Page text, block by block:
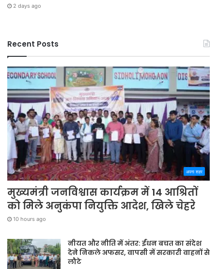
2 days ago
Recent Posts
अपना शहर
मुख्यमंत्री जनविश्वास कार्यक्रम में 14 आश्रितों
को मिले अनुकंपा नियुक्ति आदेश, खिले चेहरे
10 hours ago
नीयत और नीति में अंतर: ईंधन बचत का संदेश
देने निकले अफसर, वापसी में सरकारी वाहनों से
लौटे